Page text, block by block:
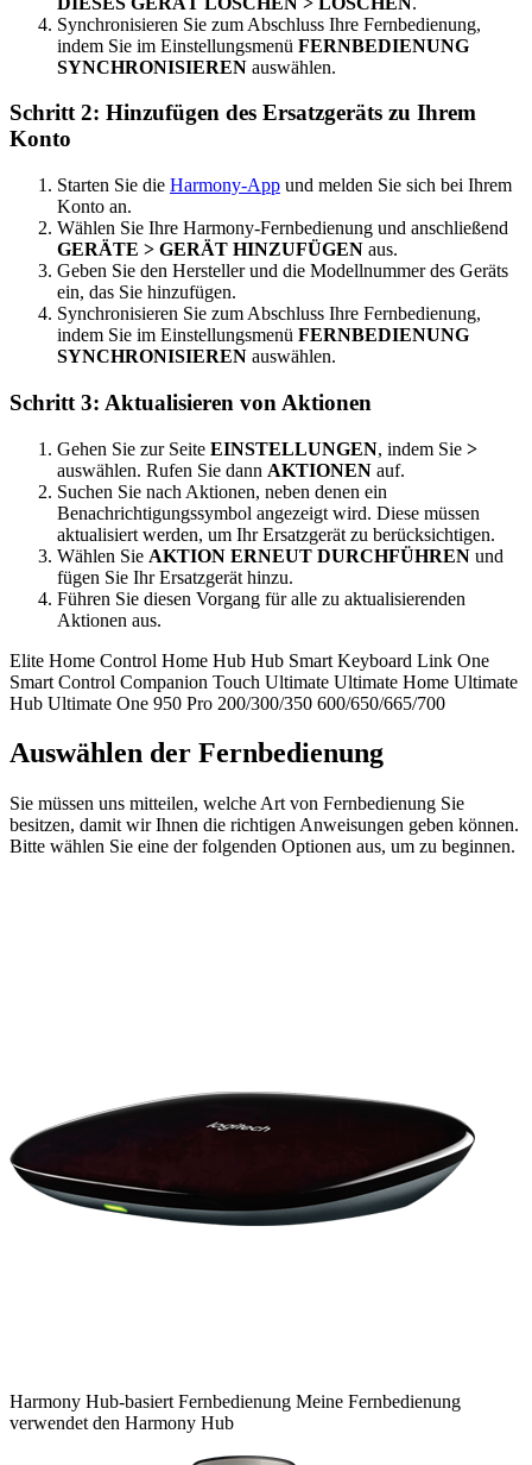
Synchronisieren Sie zum Abschluss Ihre Fernbedienung,
indem Sie im Einstellungsmenü FERNBEDIENUNG
SYNCHRONISIEREN auswählen.
Schritt 2: Hinzufügen des Ersatzgeräts zu Ihrem
Konto
Starten Sie die Harmony-App und melden Sie sich bei Ihrem
Konto an.
Wählen Sie Ihre Harmony-Fernbedienung und anschließend
GERÄTE > GERÄT HINZUFÜGEN aus.
Geben Sie den Hersteller und die Modellnummer des Geräts
ein, das Sie hinzufügen.
Synchronisieren Sie zum Abschluss Ihre Fernbedienung,
indem Sie im Einstellungsmenü FERNBEDIENUNG
SYNCHRONISIEREN auswählen.
Schritt 3: Aktualisieren von Aktionen
Gehen Sie zur Seite EINSTELLUNGEN, indem Sie >
auswählen. Rufen Sie dann AKTIONEN auf.
Suchen Sie nach Aktionen, neben denen ein
Benachrichtigungssymbol angezeigt wird. Diese müssen
aktualisiert werden, um Ihr Ersatzgerät zu berücksichtigen.
Wählen Sie AKTION ERNEUT DURCHFÜHREN und
fügen Sie Ihr Ersatzgerät hinzu.
Führen Sie diesen Vorgang für alle zu aktualisierenden
Aktionen aus.
Elite Home Control Home Hub Hub Smart Keyboard Link One
Smart Control Companion Touch Ultimate Ultimate Home Ultimate
Hub Ultimate One 950 Pro 200/300/350 600/650/665/700
Auswählen der Fernbedienung
Sie müssen uns mitteilen, welche Art von Fernbedienung Sie
besitzen, damit wir Ihnen die richtigen Anweisungen geben können.
Bitte wählen Sie eine der folgenden Optionen aus, um zu beginnen.
Harmony Hub-basiert Fernbedienung Meine Fernbedienung
verwendet den Harmony Hub